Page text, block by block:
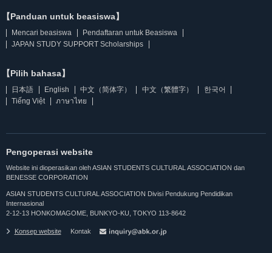
【Panduan untuk beasiswa】
Mencari beasiswa
Pendaftaran untuk Beasiswa
JAPAN STUDY SUPPORT Scholarships
【Pilih bahasa】
日本語 English 中文（简体字） 中文（繁體字）
한국어
Tiếng Việt
ภาษาไทย
Pengoperasi website
Website ini dioperasikan oleh ASIAN STUDENTS CULTURAL ASSOCIATION dan
BENESSE CORPORATION
ASIAN STUDENTS CULTURAL ASSOCIATION Divisi Pendukung Pendidikan
Internasional
2-12-13 HONKOMAGOME, BUNKYO-KU, TOKYO 113-8642
Konsep website Kontak